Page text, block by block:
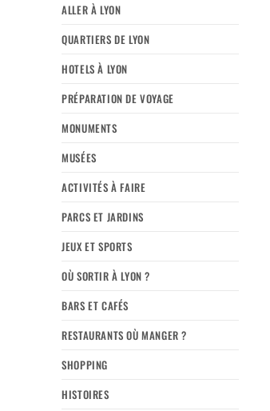
ALLER À LYON
QUARTIERS DE LYON
HOTELS À LYON
PRÉPARATION DE VOYAGE
MONUMENTS
MUSÉES
ACTIVITÉS À FAIRE
PARCS ET JARDINS
JEUX ET SPORTS
OÙ SORTIR À LYON ?
BARS ET CAFÉS
RESTAURANTS OÙ MANGER ?
SHOPPING
HISTOIRES